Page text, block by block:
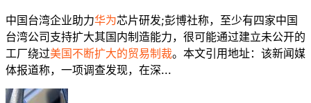
中国台湾企业助力华为芯片研发;彭博社称，至少有四家中国
台湾公司支持扩大其国内制造能力，很可能通过建立未公开的
工厂绕过美国不断扩大的贸易制裁。本文引用地址：该新闻媒
体报道称，一项调查发现，在深...